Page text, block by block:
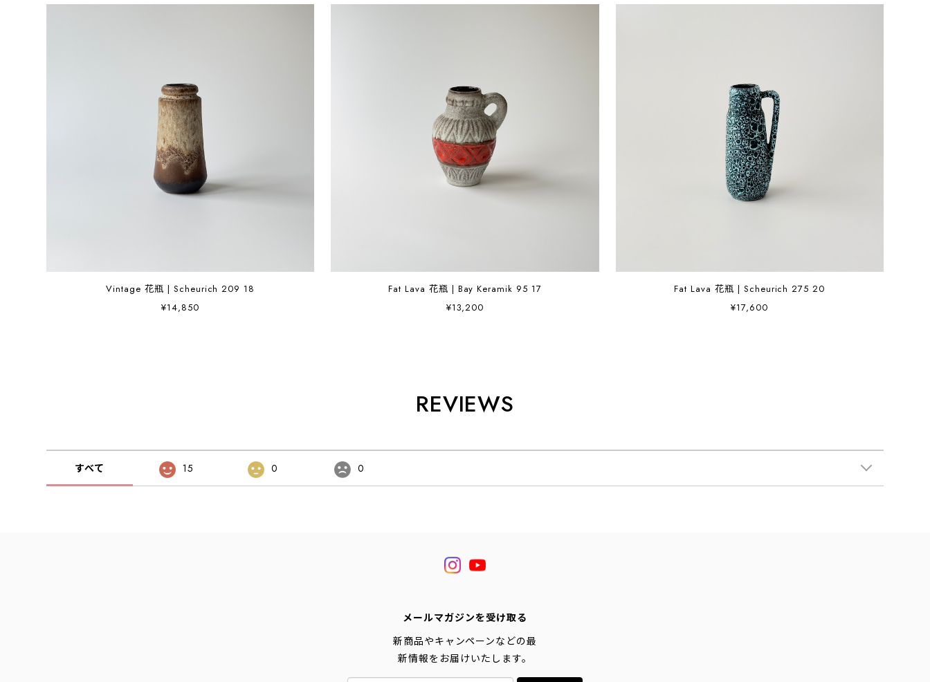
Vintage 花瓶 | Scheurich 209 18
¥14,850
Fat Lava 花瓶 | Bay Keramik 95 17
¥13,200
Fat Lava 花瓶 | Scheurich 275 20
¥17,600
REVIEWS
すべて 15 0 0
メールマガジンを受け取る
新商品やキャンペーンなどの最
新情報をお届けいたします。